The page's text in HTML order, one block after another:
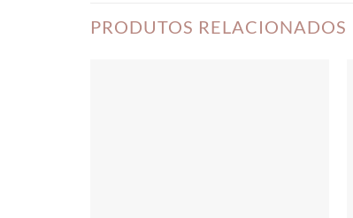
PRODUTOS RELACIONADOS